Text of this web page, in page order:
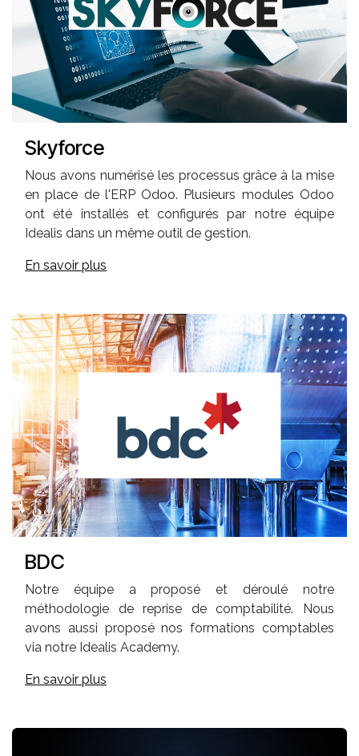
Skyforce
Nous avons numérisé les processus grâce à la mise
en place de l'ERP Odoo. Plusieurs modules Odoo
ont été installés et configurés par notre équipe
Idealis dans un même outil de gestion.
En savoir plus
BDC
Notre équipe a proposé et déroulé notre
méthodologie de reprise de comptabilité. Nous
avons aussi proposé nos formations comptables
via notre Idealis Academy.
En savoir plus